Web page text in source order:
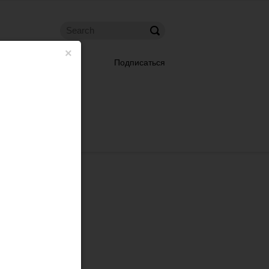
×
Подписаться